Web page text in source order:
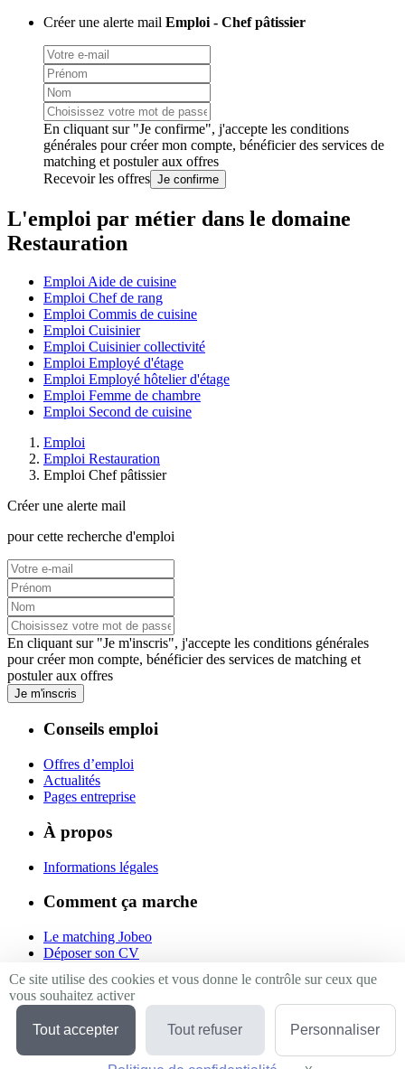
Créer une alerte mail Emploi - Chef pâtissier
En cliquant sur "Je confirme", j'accepte les conditions
générales pour créer mon compte, bénéficier des services de
matching et postuler aux offres
Recevoir les offres Je confirme
L'emploi par métier dans le domaine
Restauration
Emploi Aide de cuisine
Emploi Chef de rang
Emploi Commis de cuisine
Emploi Cuisinier
Emploi Cuisinier collectivité
Emploi Employé d'étage
Emploi Employé hôtelier d'étage
Emploi Femme de chambre
Emploi Second de cuisine
Emploi
Emploi Restauration
Emploi Chef pâtissier
Créer une alerte mail
pour cette recherche d'emploi
En cliquant sur "Je m'inscris", j'accepte les conditions générales
pour créer mon compte, bénéficier des services de matching et
postuler aux offres
Je m'inscris
Conseils emploi
Offres d’emploi
Actualités
Pages entreprise
À propos
Informations légales
Comment ça marche
Le matching Jobeo
Déposer son CV
Suivez-nous
Linkedin
Facebook
Ce site utilise des cookies et vous donne le contrôle sur ceux que
vous souhaitez activer
Tout accepter Tout refuser Personnaliser